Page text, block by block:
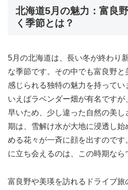
北海道5月の魅力：富良
く季節とは？
5月の北海道は、長い冬が終わり
な季節です。その中でも富良野
感じられる独特の魅力を持ってい
いえばラベンダー畑が有名です
早いため、少し違った自然の美
期は、雪解け水が大地に浸透し
める花々が一斉に顔を出すのです
に立ち会えるのは、この時期なら
富良野や美瑛を訪れるドライブ